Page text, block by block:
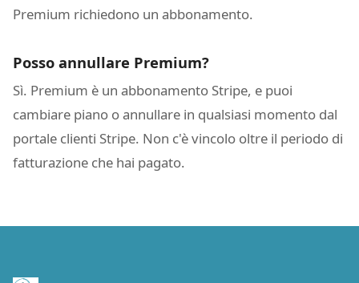
Premium richiedono un abbonamento.
Posso annullare Premium?
Sì. Premium è un abbonamento Stripe, e puoi
cambiare piano o annullare in qualsiasi momento dal
portale clienti Stripe. Non c'è vincolo oltre il periodo di
fatturazione che hai pagato.